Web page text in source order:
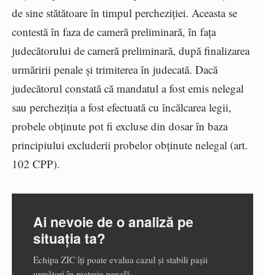
de sine stătătoare în timpul percheziției. Aceasta se
contestă în faza de cameră preliminară, în fața
judecătorului de cameră preliminară, după finalizarea
urmăririi penale și trimiterea în judecată. Dacă
judecătorul constată că mandatul a fost emis nelegal
sau percheziția a fost efectuată cu încălcarea legii,
probele obținute pot fi excluse din dosar în baza
principiului excluderii probelor obținute nelegal (art.
102 CPP).
Ai nevoie de o analiză pe
situația ta?
Echipa ZIC îți poate evalua cazul și stabili pașii